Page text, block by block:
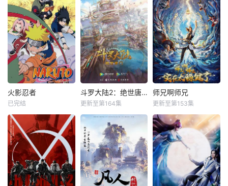
火影忍者
已完结
斗罗大陆2：绝世唐门
更新至第164集
师兄啊师兄
更新至第153集